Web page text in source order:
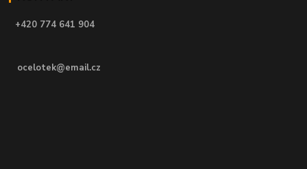
+420 774 641 904
ocelotek@email.cz